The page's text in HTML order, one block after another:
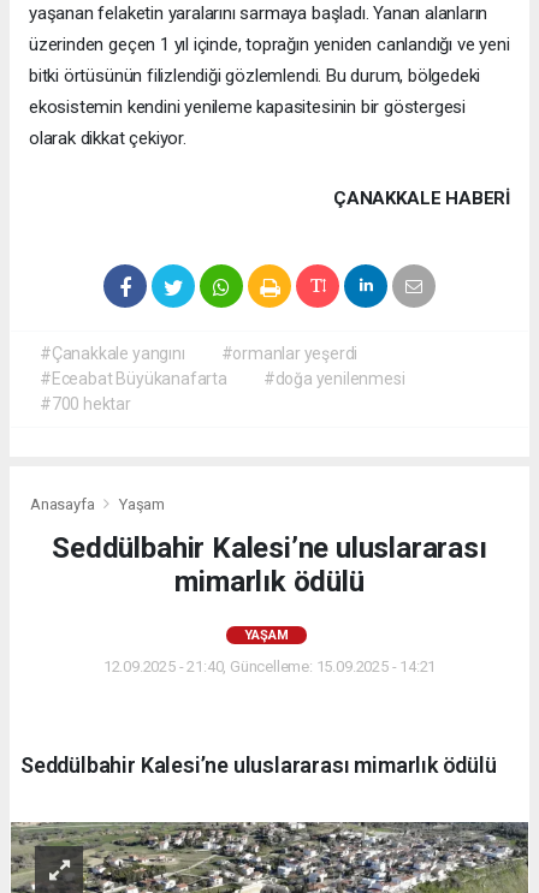
yaşanan felaketin yaralarını sarmaya başladı. Yanan alanların
üzerinden geçen 1 yıl içinde, toprağın yeniden canlandığı ve yeni
bitki örtüsünün filizlendiği gözlemlendi. Bu durum, bölgedeki
ekosistemin kendini yenileme kapasitesinin bir göstergesi
olarak dikkat çekiyor.
ÇANAKKALE HABERİ
#Çanakkale yangını
#ormanlar yeşerdi
#Eceabat Büyükanafarta
#doğa yenilenmesi
#700 hektar
Anasayfa Yaşam
Seddülbahir Kalesi’ne uluslararası
mimarlık ödülü
YAŞAM
12.09.2025 - 21:40, Güncelleme: 15.09.2025 - 14:21
Seddülbahir Kalesi’ne uluslararası mimarlık ödülü